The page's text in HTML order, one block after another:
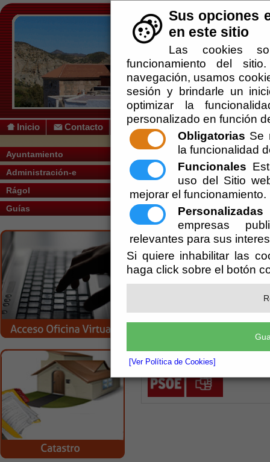
Sus opciones
en este sitio
Las cookies
funcionamiento del
navegación, usamos
sesión y brindarle un
optimizar la
personalizado en función
Obligatorias Se
la funcionalidad
Funcionales
uso del Sitio
mejorar el funcionamiento.
Personalizadas
empresas
relevantes para sus
Si quiere inhabilitar las
haga click sobre el botón
[Ver Política de Cookies]
Inicio Contacto
Ayuntamiento
Administración-e
Rágol
Guías
Usted se encuentra